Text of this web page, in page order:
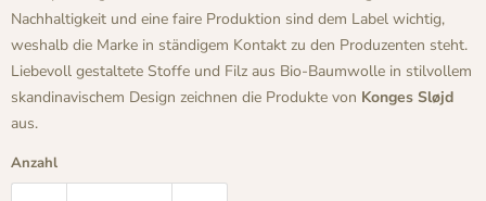
Nachhaltigkeit und eine faire Produktion sind dem Label wichtig,
weshalb die Marke in ständigem Kontakt zu den Produzenten steht.
Liebevoll gestaltete Stoffe und Filz aus Bio-Baumwolle in stilvollem
skandinavischem Design zeichnen die Produkte von Konges Sløjd
aus.
Anzahl